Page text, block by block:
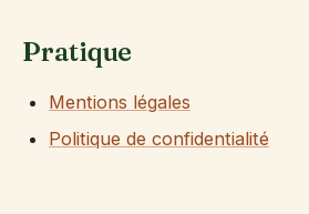
Pratique
Mentions légales
Politique de confidentialité